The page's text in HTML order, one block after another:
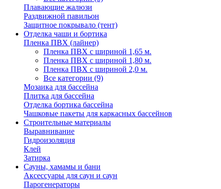
Плавающие жалюзи
Раздвижной павильон
Защитное покрывало (тент)
Отделка чаши и бортика
Пленка ПВХ (лайнер)
Пленка ПВХ с шириной 1,65 м.
Пленка ПВХ с шириной 1,80 м.
Пленка ПВХ с шириной 2,0 м.
Все категории (9)
Мозаика для бассейна
Плитка для бассейна
Отделка бортика бассейна
Чашковые пакеты для каркасных бассейнов
Строительные материалы
Выравнивание
Гидроизоляция
Клей
Затирка
Сауны, хамамы и бани
Аксессуары для саун и саун
Парогенераторы